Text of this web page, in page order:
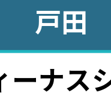
戸田
ーナス